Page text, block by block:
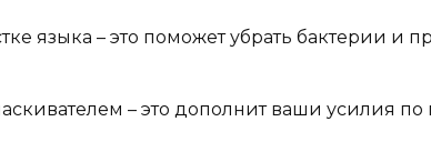
языка – это поможет убрать бактерии и
– это дополнит ваши усилия